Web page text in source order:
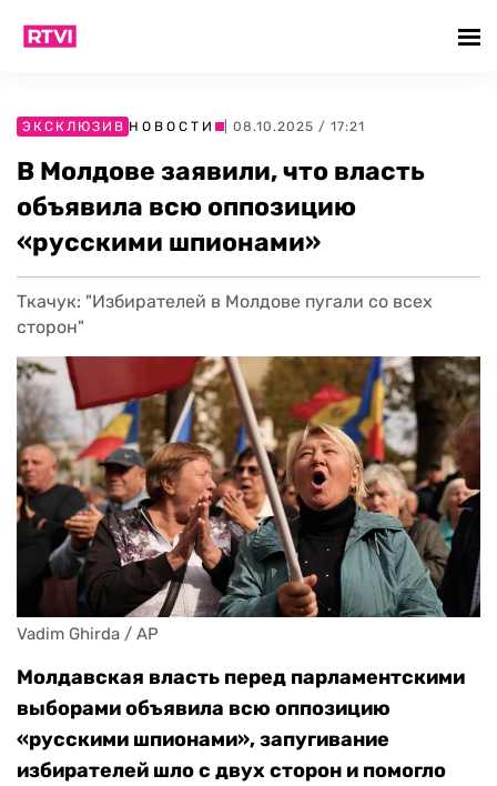
ЭКСКЛЮЗИВ НОВОСТИ | 08.10.2025 / 17:21
В Молдове заявили, что власть
объявила всю оппозицию
«русскими шпионами»
Ткачук: "Избирателей в Молдове пугали со всех
сторон"
Vadim Ghirda / AP
Молдавская власть перед парламентскими
выборами объявила всю оппозицию
«русскими шпионами», запугивание
избирателей шло с двух сторон и помогло